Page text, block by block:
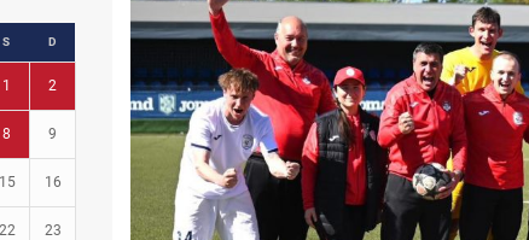
S D
1 2
8 9
15 16
22 23